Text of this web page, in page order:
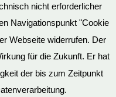
nicht erforderlicher
Navigationspunkt "Cookie
Webseite widerrufen. Der
für die Zukunft. Er hat
der bis zum Zeitpunkt